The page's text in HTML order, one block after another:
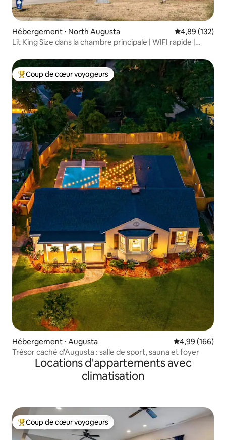
Hébergement ⋅ North Augusta Évaluation
4,89 (132)
Lit King Size dans la chambre principale | WIFI rapide |
Coups de cœur voyageurs les plus appréciés
Coup de cœur voyageurs
Hébergement ⋅ Augusta Évaluation
4,99 (166)
Trésor caché d'Augusta : salle de sport, sauna et foyer
Locations d'appartements avec
climatisation
Coups de cœur voyageurs les plus appréciés
Coup de cœur voyageurs